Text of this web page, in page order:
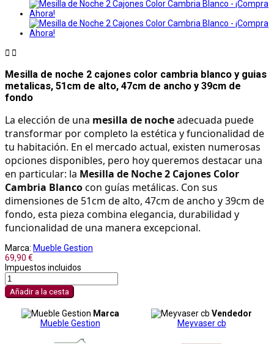
 
Mesilla de noche 2 cajones color cambria blanco y guias
metalicas, 51cm de alto, 47cm de ancho y 39cm de
fondo
La elección de una mesilla de noche adecuada puede
transformar por completo la estética y funcionalidad de
tu habitación. En el mercado actual, existen numerosas
opciones disponibles, pero hoy queremos destacar una
en particular: la Mesilla de Noche 2 Cajones Color
Cambria Blanco con guías metálicas. Con sus
dimensiones de 51cm de alto, 47cm de ancho y 39cm de
fondo, esta pieza combina elegancia, durabilidad y
funcionalidad de una manera excepcional.
Marca: Mueble Gestion
69,90 €
Impuestos incluidos
Añadir a la cesta
Marca
Mueble Gestion
Vendedor
Meyvaser cb